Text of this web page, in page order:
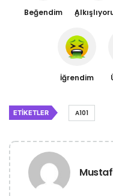
Beğendim 0
İğrendim
ETIKETLER A101